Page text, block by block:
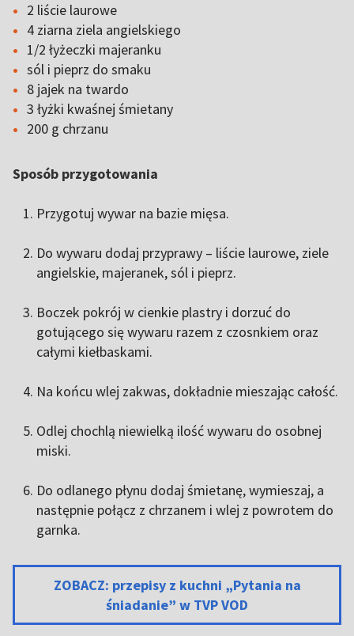
2 liście laurowe
4 ziarna ziela angielskiego
1/2 łyżeczki majeranku
sól i pieprz do smaku
8 jajek na twardo
3 łyżki kwaśnej śmietany
200 g chrzanu
Sposób przygotowania
Przygotuj wywar na bazie mięsa.
Do wywaru dodaj przyprawy – liście laurowe, ziele
angielskie, majeranek, sól i pieprz.
Boczek pokrój w cienkie plastry i dorzuć do
gotującego się wywaru razem z czosnkiem oraz
całymi kiełbaskami.
Na końcu wlej zakwas, dokładnie mieszając całość.
Odlej chochlą niewielką ilość wywaru do osobnej
miski.
Do odlanego płynu dodaj śmietanę, wymieszaj, a
następnie połącz z chrzanem i wlej z powrotem do
garnka.
ZOBACZ: przepisy z kuchni „Pytania na
śniadanie” w TVP VOD